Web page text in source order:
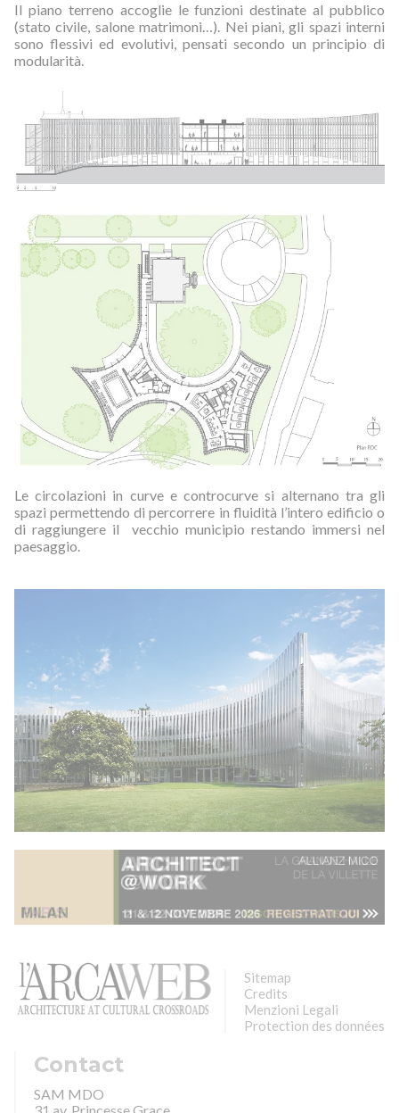
Il piano terreno accoglie le funzioni destinate al pubblico
(stato civile, salone matrimoni…). Nei piani, gli spazi interni
sono flessivi ed evolutivi, pensati secondo un principio di
modularità.
Le circolazioni in curve e controcurve si alternano tra gli
spazi permettendo di percorrere in fluidità l’intero edificio o
di raggiungere il vecchio municipio restando immersi nel
paesaggio.
Sitemap
Credits
Menzioni Legali
Protection des données
Contact
SAM MDO
31 av. Princesse Grace